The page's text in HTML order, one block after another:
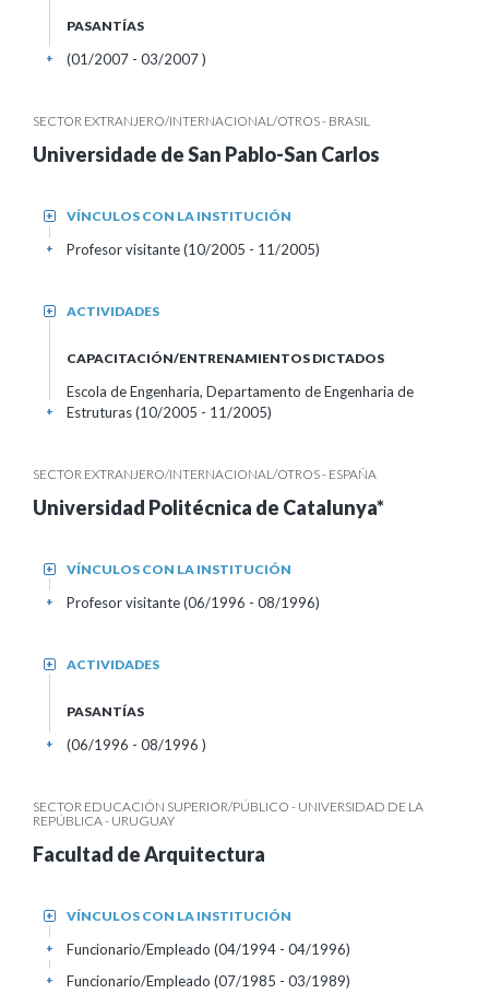
PASANTÍAS
(01/2007 - 03/2007 )
+
SECTOR EXTRANJERO/INTERNACIONAL/OTROS - BRASIL
Universidade de San Pablo-San Carlos
VÍNCULOS CON LA INSTITUCIÓN
+
Profesor visitante (10/2005 - 11/2005)
+
ACTIVIDADES
+
CAPACITACIÓN/ENTRENAMIENTOS DICTADOS
Escola de Engenharia, Departamento de Engenharia de
Estruturas (10/2005 - 11/2005)
+
SECTOR EXTRANJERO/INTERNACIONAL/OTROS - ESPAÑA
Universidad Politécnica de Catalunya*
VÍNCULOS CON LA INSTITUCIÓN
+
Profesor visitante (06/1996 - 08/1996)
+
ACTIVIDADES
+
PASANTÍAS
(06/1996 - 08/1996 )
+
SECTOR EDUCACIÓN SUPERIOR/PÚBLICO - UNIVERSIDAD DE LA
REPÚBLICA - URUGUAY
Facultad de Arquitectura
VÍNCULOS CON LA INSTITUCIÓN
+
Funcionario/Empleado (04/1994 - 04/1996)
+
Funcionario/Empleado (07/1985 - 03/1989)
+